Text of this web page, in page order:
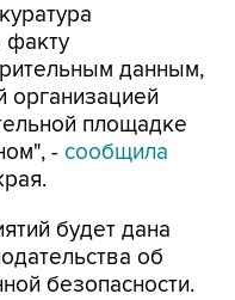
факту
данным,
организацией
площадке
- сообщила
будет дана
об
безопасности.